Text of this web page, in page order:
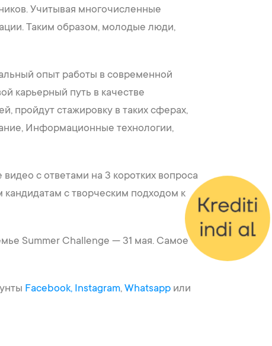
Учитывая многочисленные
Таким образом, молодые люди,
опыт работы в современной
карьерный путь в качестве
пройдут стажировку в таких сферах,
Информационные технологии,
с ответами на 3 коротких вопроса
с творческим подходом к
Summer Challenge — 31 мая. Самое
Facebook, Instagram, Whatsapp или